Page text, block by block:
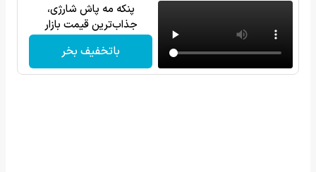
پنکه مه پاش شارژی،
جذاب‌ترین قیمت بازار
باتخفیف بخر